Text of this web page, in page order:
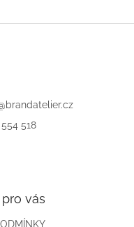
brandatelier.cz
518
vás